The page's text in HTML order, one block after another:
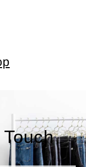
אימייל